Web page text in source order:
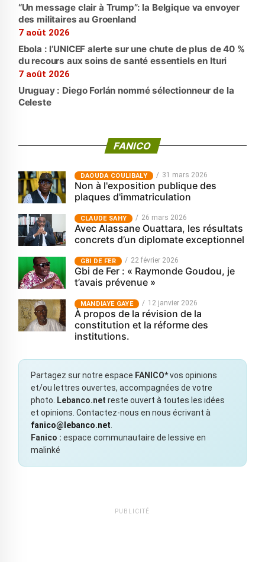
“Un message clair à Trump”: la Belgique va envoyer
des militaires au Groenland
7 août 2026
Ebola : l’UNICEF alerte sur une chute de plus de 40 %
du recours aux soins de santé essentiels en Ituri
7 août 2026
Uruguay : Diego Forlán nommé sélectionneur de la
Celeste
FANICO
‎DAOUDA COULIBALY 31 mars 2026
Non à l'exposition publique des
plaques d'immatriculation
CLAUDE SAHY 26 mars 2026
Avec Alassane Ouattara, les résultats
concrets d’un diplomate exceptionnel
GBI DE FER 22 février 2026
Gbi de Fer : « Raymonde Goudou, je
t’avais prévenue »
MANDIAYE GAYE 12 janvier 2026
À propos de la révision de la
constitution et la réforme des
institutions.
Partagez sur notre espace FANICO*vos opinions
et/ou lettres ouvertes, accompagnées de votre
photo.
Lebanco.net reste ouvert à toutes les idées
et opinions. Contactez-nous en nous écrivant à
fanico@lebanco.net
Fanico : espace communautaire de lessive en
malinké
PUBLICITÉ